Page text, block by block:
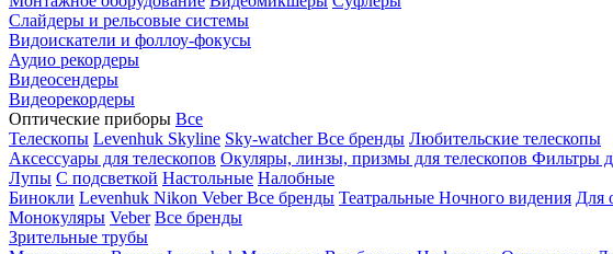
Слайдеры и рельсовые системы
Видоискатели и фоллоу-фокусы
Аудио рекордеры
Видеосендеры
Видеорекордеры
Оптические приборы Все
Телескопы Levenhuk Skyline Sky-watcherВсе бренды Любительские телескопы
Аксессуары для телескопов Окуляры, линзы, призмы для телескопов Фильтры
Лупы С подсветкой Настольные Налобные
Бинокли Levenhuk Nikon VeberВсе бренды Театральные Ночного видения Для
Монокуляры Veber Все бренды
Зрительные трубы